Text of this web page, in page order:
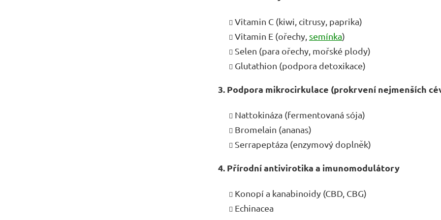
Vitamin C (kiwi, citrusy, paprika)
Vitamin E (ořechy, semínka)
Selen (para ořechy, mořské plody)
Glutathion (podpora detoxikace)
3. Podpora mikrocirkulace (prokrvení nejmenších
Nattokináza (fermentovaná sója)
Bromelain (ananas)
Serrapeptáza (enzymový doplněk)
4. Přírodní antivirotika a imunomodulátory
Konopí a kanabinoidy (CBD, CBG)
Echinacea